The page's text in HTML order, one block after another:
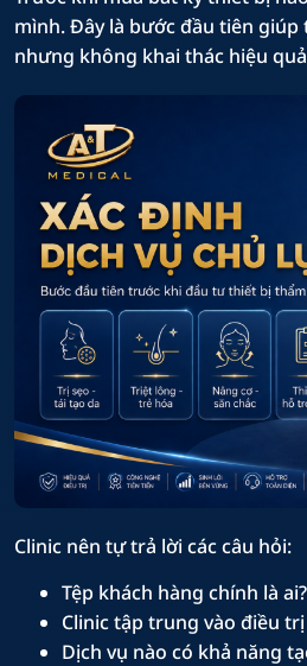
mình. Đây là bước đầu tiên
nhưng không khai thác hiệu
Clinic nên tự trả lời các câu hỏi:
Tệp khách hàng chính là ai?
Clinic tập trung vào điều
Dịch vụ nào có khả năng